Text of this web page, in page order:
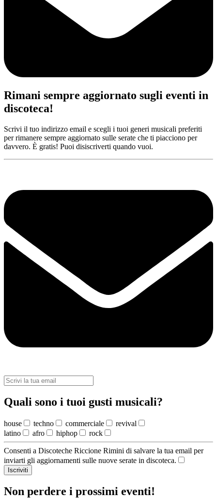
Rimani sempre aggiornato sugli eventi in
discoteca!
Scrivi il tuo indirizzo email e scegli i tuoi generi musicali preferiti
per rimanere sempre aggiornato sulle serate che ti piacciono per
davvero. È gratis! Puoi disiscriverti quando vuoi.
Quali sono i tuoi gusti musicali?
house techno commerciale
revival
latino
afro hiphop rock
Consenti a Discoteche Riccione Rimini di salvare la tua email per
inviarti gli aggiornamenti sulle nuove serate in discoteca.
Iscriviti
Non perdere i prossimi eventi!